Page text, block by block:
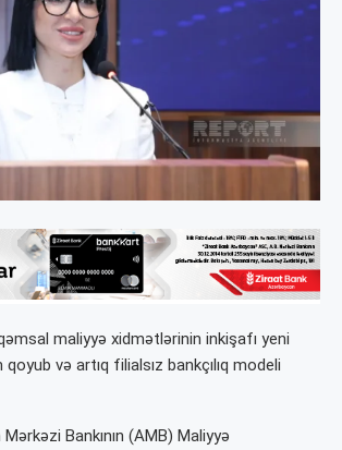
maliyyə xidmətlərinin inkişafı yeni
və artıq filialsız bankçılıq modeli
Bankının (AMB) Maliyyə